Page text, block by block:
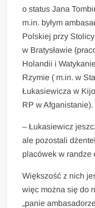
o status Jana
m.in. byłym
Polskiej przy
w Bratysławie
Holandii i
Rzymie ( m.in. w
Łukasiewicza w
RP w Afganistanie).
– Łukasiewicz
ale pozostali
placówek w randze
Większość z nich
więc można się do
„panie